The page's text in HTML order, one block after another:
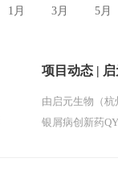
1月 3月 5月
项目动态 |
由启元生物（
银屑病创新药